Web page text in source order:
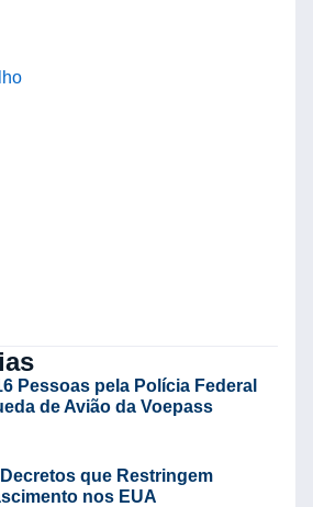
Pessoas pela Polícia Federal
de Avião da Voepass
que Restringem
nos EUA